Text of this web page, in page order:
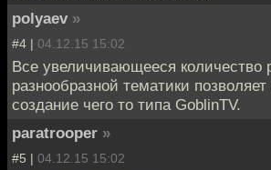
polyaev »
#4 | 04.12.15 15:02
Все увеличивающееся количество
разнообразной тематики
создание чего то типа GoblinTV.
paratrooper »
#5 | 04.12.15 15:02